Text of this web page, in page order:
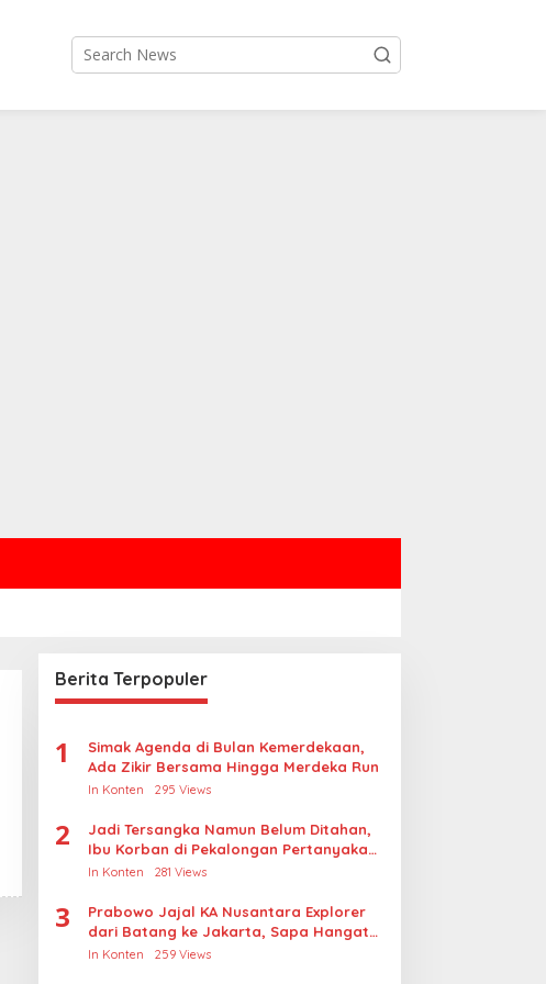
Berita Terpopuler
1
Simak Agenda di Bulan Kemerdekaan,
Ada Zikir Bersama Hingga Merdeka Run
In Konten 295 Views
2
Jadi Tersangka Namun Belum Ditahan,
Ibu Korban di Pekalongan Pertanyakan
Keseriusan Polisi Tangani Kasus
In Konten 281 Views
3
Prabowo Jajal KA Nusantara Explorer
dari Batang ke Jakarta, Sapa Hangat
Warga
In Konten 259 Views